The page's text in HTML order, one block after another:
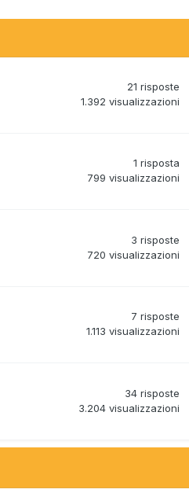
21 risposte
1.392 visualizzazioni
1 risposta
799 visualizzazioni
3 risposte
720 visualizzazioni
7 risposte
1.113 visualizzazioni
34 risposte
3.204 visualizzazioni